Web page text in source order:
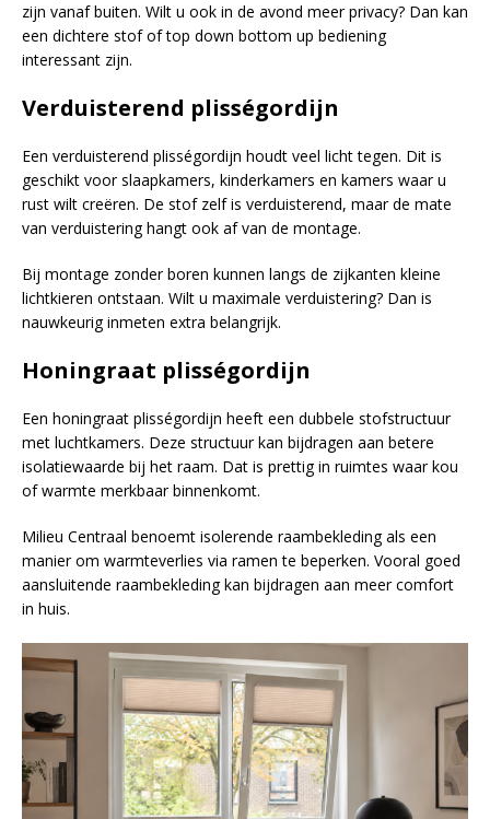
zijn vanaf buiten. Wilt u ook in de avond meer privacy? Dan kan
een dichtere stof of top down bottom up bediening
interessant zijn.
Verduisterend plisségordijn
Een verduisterend plisségordijn houdt veel licht tegen. Dit is
geschikt voor slaapkamers, kinderkamers en kamers waar u
rust wilt creëren. De stof zelf is verduisterend, maar de mate
van verduistering hangt ook af van de montage.
Bij montage zonder boren kunnen langs de zijkanten kleine
lichtkieren ontstaan. Wilt u maximale verduistering? Dan is
nauwkeurig inmeten extra belangrijk.
Honingraat plisségordijn
Een honingraat plisségordijn heeft een dubbele stofstructuur
met luchtkamers. Deze structuur kan bijdragen aan betere
isolatiewaarde bij het raam. Dat is prettig in ruimtes waar kou
of warmte merkbaar binnenkomt.
Milieu Centraal benoemt isolerende raambekleding als een
manier om warmteverlies via ramen te beperken. Vooral goed
aansluitende raambekleding kan bijdragen aan meer comfort
in huis.